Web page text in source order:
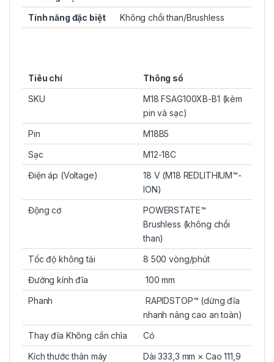
Tính năng đặc biệt
Không chổi than/Brushless
Tiêu chí
Thông số
SKU
M18 FSAG100XB-B1 (kèm
pin và sạc)
Pin
M18B5
Sạc
M12-18C
Điện áp (Voltage)
18 V (M18 REDLITHIUM™-
ION)
Động cơ
POWERSTATE™
Brushless (không chổi
than)
Tốc độ không tải
8 500 vòng/phút
Đường kính đĩa
100 mm
Phanh
RAPIDSTOP™ (dừng đĩa
nhanh nâng cao an toàn)
Thay đĩa Không cần chìa
Có
Kích thước thân máy
Dài 333,3 mm × Cao 111,9